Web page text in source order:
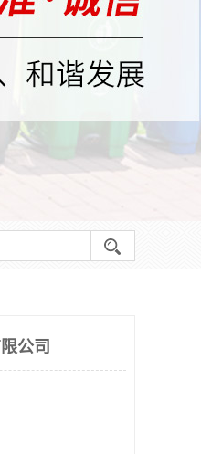
公司